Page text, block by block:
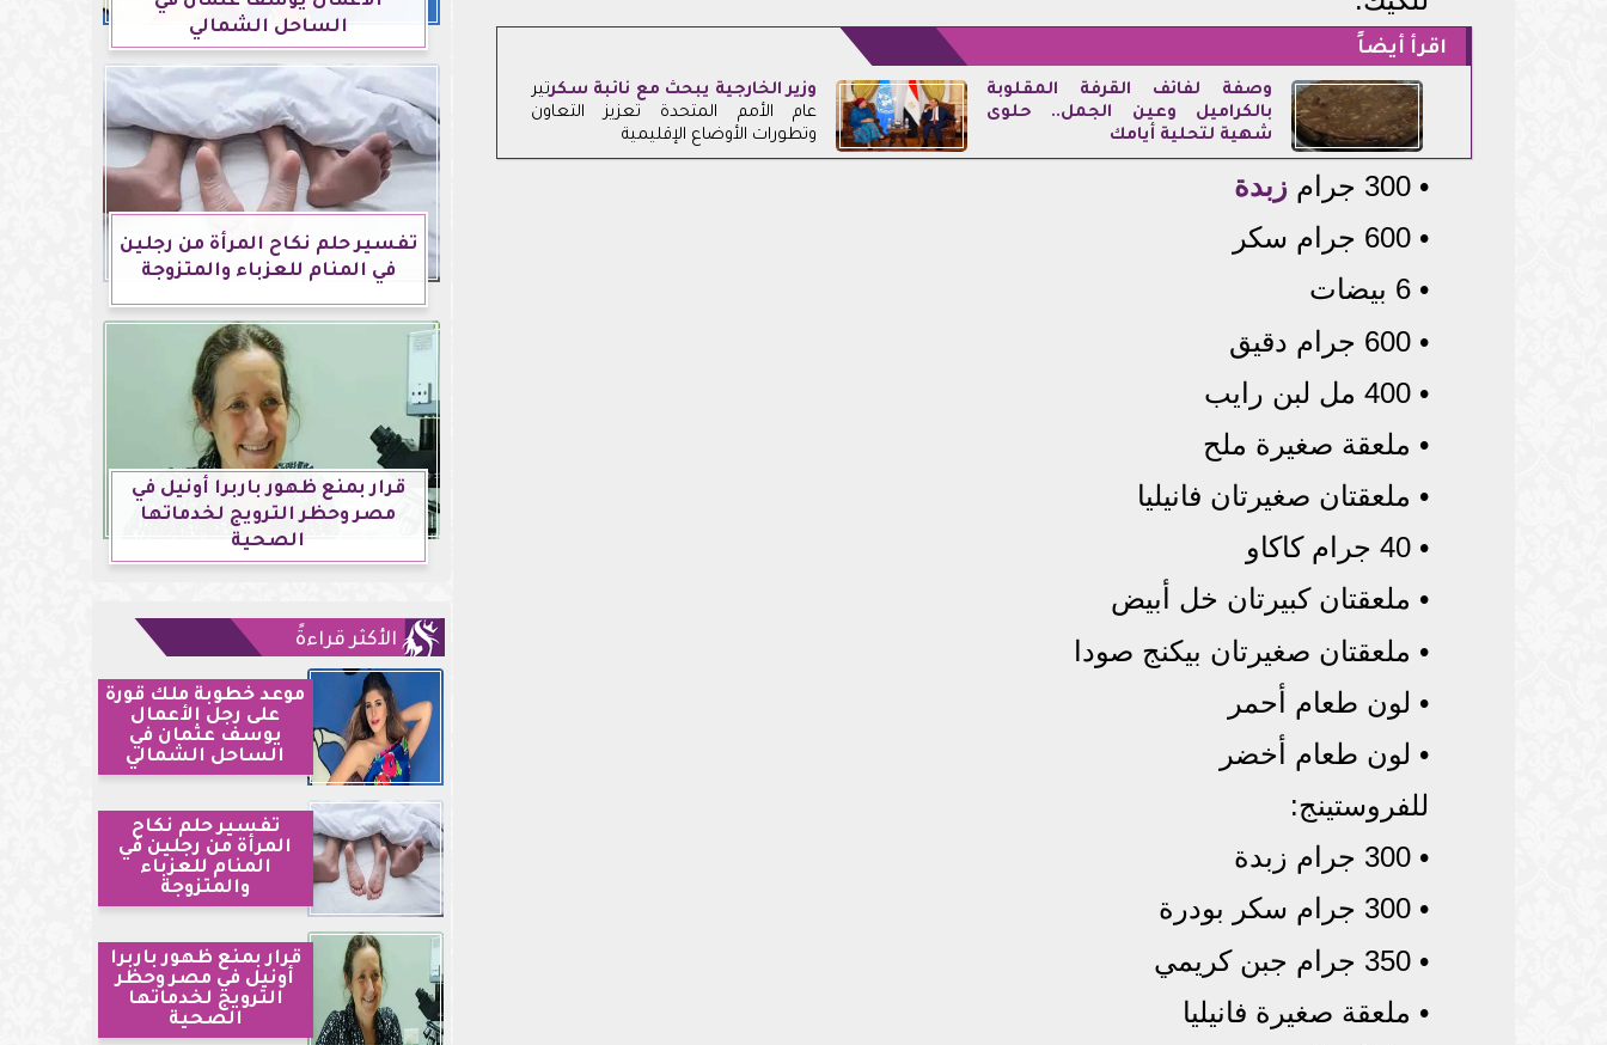
اقرأ أيضاً
وصفة لفائف القرفة المقلوبة
بالكراميل وعين الجمل.. حلوى
شهية لتحلية أيامك
وزير الخارجية يبحث مع نائبة سكرتير
عام الأمم المتحدة تعزيز التعاون
وتطورات الأوضاع الإقليمية
• 300 جرام
زبدة
• 600 جرام سكر
• 6 بيضات
• 600 جرام دقيق
• 400 مل لبن رايب
• ملعقة صغيرة ملح
• ملعقتان صغيرتان فانيليا
• 40 جرام كاكاو
• ملعقتان كبيرتان خل أبيض
• ملعقتان صغيرتان بيكنج صودا
• لون طعام أحمر
• لون طعام أخضر
للفروستينج:
• 300 جرام زبدة
• 300 جرام سكر بودرة
• 350 جرام جبن كريمي
• ملعقة صغيرة فانيليا
الساحل الشمالي
تفسير حلم نكاح المرأة من رجلين
في المنام للعزباء والمتزوجة
قرار بمنع ظهور باربرا أونيل في
مصر وحظر الترويج لخدماتها
الصحية
الأكثر قراءةً
موعد خطوبة ملك قورة
على رجل الأعمال
يوسف عثمان في
الساحل الشمالي
تفسير حلم نكاح
المرأة من رجلين في
المنام للعزباء
والمتزوجة
قرار بمنع ظهور باربرا
أونيل في مصر وحظر
الترويج لخدماتها
الصحية